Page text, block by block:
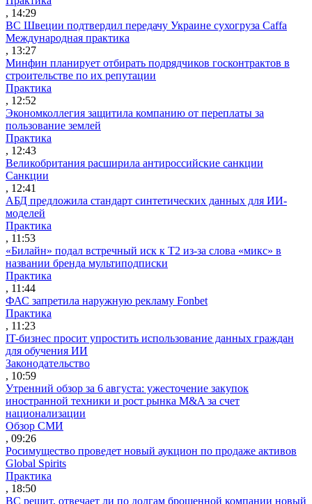
, 14:29
ВС Швеции подтвердил передачу Украине сухогруза Caffa
Международная практика
, 13:27
Минфин планирует отбирать подрядчиков госконтрактов в
строительстве по их репутации
Практика
, 12:52
Экономколлегия защитила компанию от переплаты за
пользование землей
Практика
, 12:43
Великобритания расширила антироссийские санкции
Санкции
, 12:41
АБД предложила стандарт синтетических данных для ИИ-
моделей
Практика
, 11:53
«Билайн» подал встречный иск к Т2 из-за слова «микс» в
названии бренда мультиподписки
Практика
, 11:44
ФАС запретила наружную рекламу Fonbet
Практика
, 11:23
IT-бизнес просит упростить использование данных граждан
для обучения ИИ
Законодательство
, 10:59
Утренний обзор за 6 августа: ужесточение закупок
иностранной техники и рост рынка M&A за счет
национализации
Обзор СМИ
, 09:26
Росимущество проведет новый аукцион по продаже активов
Global Spirits
Практика
, 18:50
ВС решит, отвечает ли по долгам брошенной компании новый